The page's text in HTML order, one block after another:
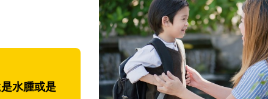
水腫或是
和孩子一起長大的那
懂父親的不同模樣
沒有人天生就擅長當爸
在一次次「前所未有」
著孩子一起長大。從給